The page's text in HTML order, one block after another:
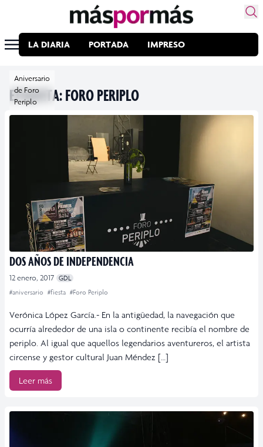
LA DIARIA PORTADA IMPRESO
ETIQUETA:FORO PERIPLO
Aniversario
de Foro
Periplo
DOS AÑOS DE INDEPENDENCIA
12 enero, 2017 GDL
#aniversario #fiesta #Foro Periplo
Verónica López García.- En la antigüedad, la navegación que
ocurría alrededor de una isla o continente recibía el nombre de
periplo. Al igual que aquellos legendarios aventureros, el artista
circense y gestor cultural Juan Méndez […]
Leer más